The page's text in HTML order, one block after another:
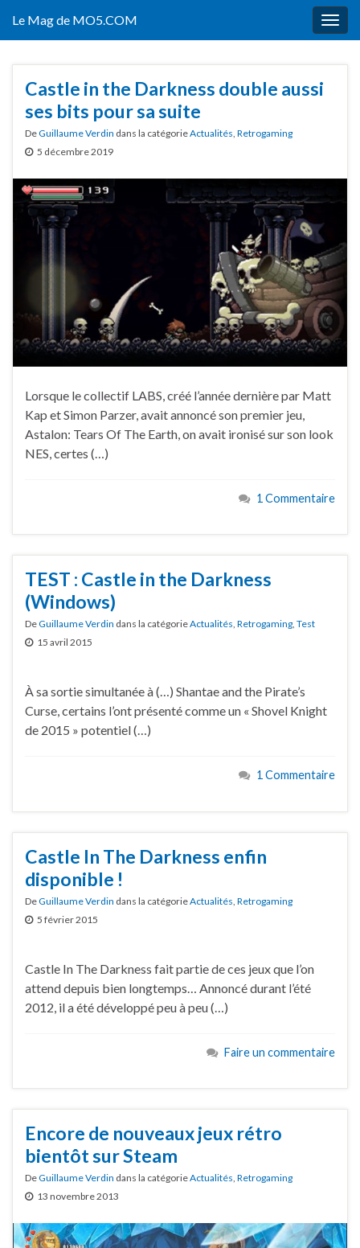
Le Mag de MO5.COM
Castle in the Darkness double aussi
ses bits pour sa suite
DeGuillaume Verdin dans la catégorieActualités, Retrogaming
5 décembre 2019
Lorsque le collectif LABS, créé l’année dernière par Matt
Kap et Simon Parzer, avait annoncé son premier jeu,
Astalon: Tears Of The Earth, on avait ironisé sur son look
NES, certes (…)
1 Commentaire
TEST : Castle in the Darkness
(Windows)
DeGuillaume Verdin dans la catégorieActualités, Retrogaming, Test
15 avril 2015
À sa sortie simultanée à (…) Shantae and the Pirate’s
Curse, certains l’ont présenté comme un « Shovel Knight
de 2015 » potentiel (…)
1 Commentaire
Castle In The Darkness enfin
disponible !
DeGuillaume Verdin dans la catégorieActualités Retrogaming
5 février 2015
Castle In The Darkness fait partie de ces jeux que l’on
attend depuis bien longtemps… Annoncé durant l’été
2012, il a été développé peu à peu (…)
Faire un commentaire
Encore de nouveaux jeux rétro
bientôt sur Steam
DeGuillaume Verdin dans la catégorieActualités, Retrogaming
13 novembre 2013